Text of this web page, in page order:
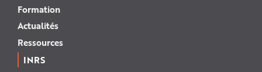
Formation
Actualités
Ressources
INRS